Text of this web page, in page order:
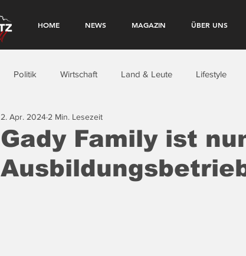
HOME NEWS MAGAZIN ÜBER UNS
Politik Wirtschaft Land & Leute Lifestyle
Gady Family ist
2. Apr. 2024 2 Min. Lesezeit